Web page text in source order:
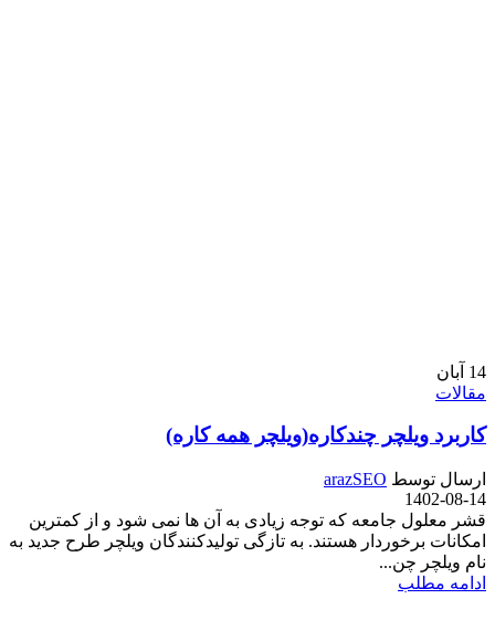
14 آبان
مقالات
کاربرد ویلچر چندکاره(ویلچر همه کاره)
ارسال توسط arazSEO
1402-08-14
قشر معلول جامعه که توجه زیادی به آن ها نمی شود و از کمترین
امکانات برخوردار هستند. به تازگی تولیدکنندگان ویلچر طرح جدید به
نام ویلچر چن...
ادامه مطلب